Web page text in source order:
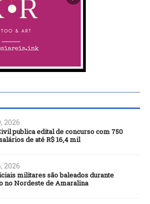
2026
publica edital de concurso com 750
de até R$ 16,4 mil
2026
militares são baleados durante
no Nordeste de Amaralina